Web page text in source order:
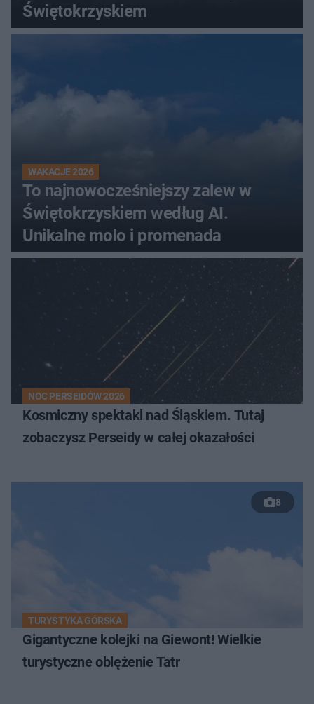
Świętokrzyskiem
WAKACJE 2026
To najnowocześniejszy zalew w
Świętokrzyskiem według AI.
Unikalne molo i promenada
NOC PERSEIDÓW 2026
Kosmiczny spektakl nad Śląskiem. Tutaj
zobaczysz Perseidy w całej okazałości
8
TURYSTYKA GÓRSKA
Gigantyczne kolejki na Giewont! Wielkie
turystyczne oblężenie Tatr